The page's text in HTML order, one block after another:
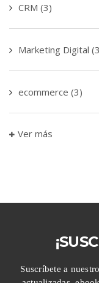
CRM (3)
Marketing Digital
ecommerce (3)
Ver más
Suscríbete a